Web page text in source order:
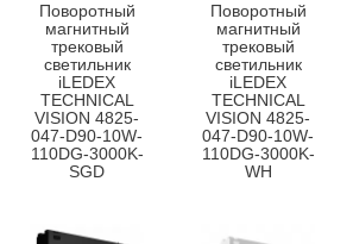
Поворотный
магнитный
трековый
светильник
iLEDEX
TECHNICAL
VISION 4825-
047-D90-10W-
110DG-3000K-
SGD
Поворотный
магнитный
трековый
светильник
iLEDEX
TECHNICAL
VISION 4825-
047-D90-10W-
110DG-3000K-
WH